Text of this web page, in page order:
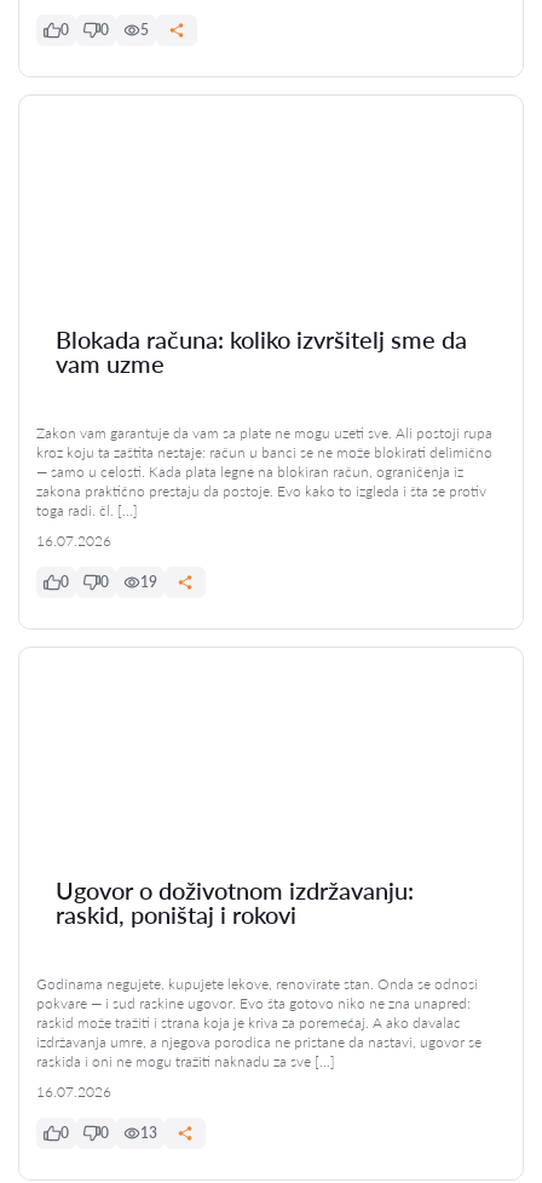
0 0 5
Blokada računa: koliko izvršitelj sme da
vam uzme
Zakon vam garantuje da vam sa plate ne mogu uzeti sve. Ali postoji rupa
kroz koju ta zaštita nestaje: račun u banci se ne može blokirati delimično
— samo u celosti. Kada plata legne na blokiran račun, ograničenja iz
zakona praktično prestaju da postoje. Evo kako to izgleda i šta se protiv
toga radi. čl. […]
16.07.2026
0 0 19
Ugovor o doživotnom izdržavanju:
raskid, poništaj i rokovi
Godinama negujete, kupujete lekove, renovirate stan. Onda se odnosi
pokvare — i sud raskine ugovor. Evo šta gotovo niko ne zna unapred:
raskid može tražiti i strana koja je kriva za poremećaj. A ako davalac
izdržavanja umre, a njegova porodica ne pristane da nastavi, ugovor se
raskida i oni ne mogu tražiti naknadu za sve […]
16.07.2026
0 0 13